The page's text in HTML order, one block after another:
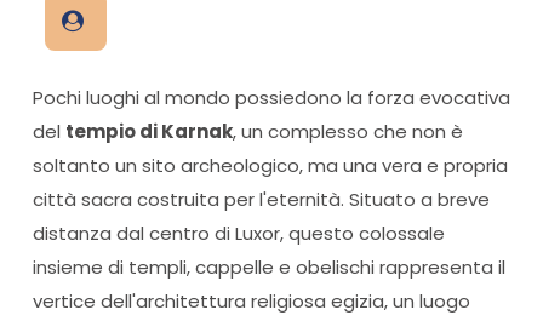
Pochi luoghi al mondo possiedono la forza evocativa
del tempio di Karnak, un complesso che non è
soltanto un sito archeologico, ma una vera e propria
città sacra costruita per l'eternità. Situato a breve
distanza dal centro di Luxor, questo colossale
insieme di templi, cappelle e obelischi rappresenta il
vertice dell'architettura religiosa egizia, un luogo